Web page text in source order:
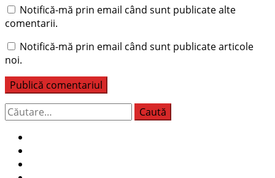
Notifică-mă prin email când sunt publicate alte
comentarii.
Notifică-mă prin email când sunt publicate articole
noi.
Caută
după: